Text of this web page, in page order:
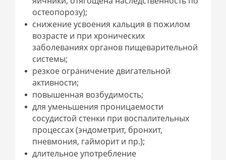
остеопорозу);
снижение усвоения кальция в пожилом
возрасте и при хронических
заболеваниях органов пищеварительной
системы;
резкое ограничение двигательной
активности;
повышенная возбудимость;
для уменьшения проницаемости
сосудистой стенки при воспалительных
процессах (эндометрит, бронхит,
пневмония, гайморит и пр.);
длительное употребление